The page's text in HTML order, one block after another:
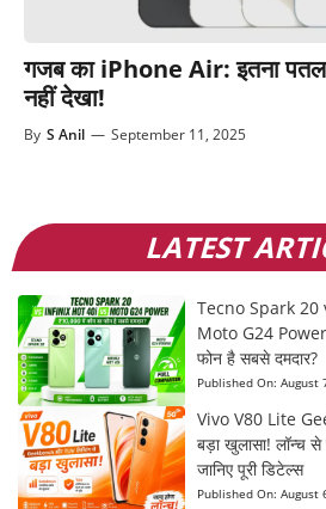
गजब का iPhone Air: इतना
नहीं देखा!
By S Anil — September 11, 2025
LATEST
Tecno Spark
Moto G24
फोन है सबसे दमदार?
Published On: August
Vivo V80 Lite
बड़ा खुलासा! लॉन्च
जानिए पूरी डिटेल्स
Published On: August